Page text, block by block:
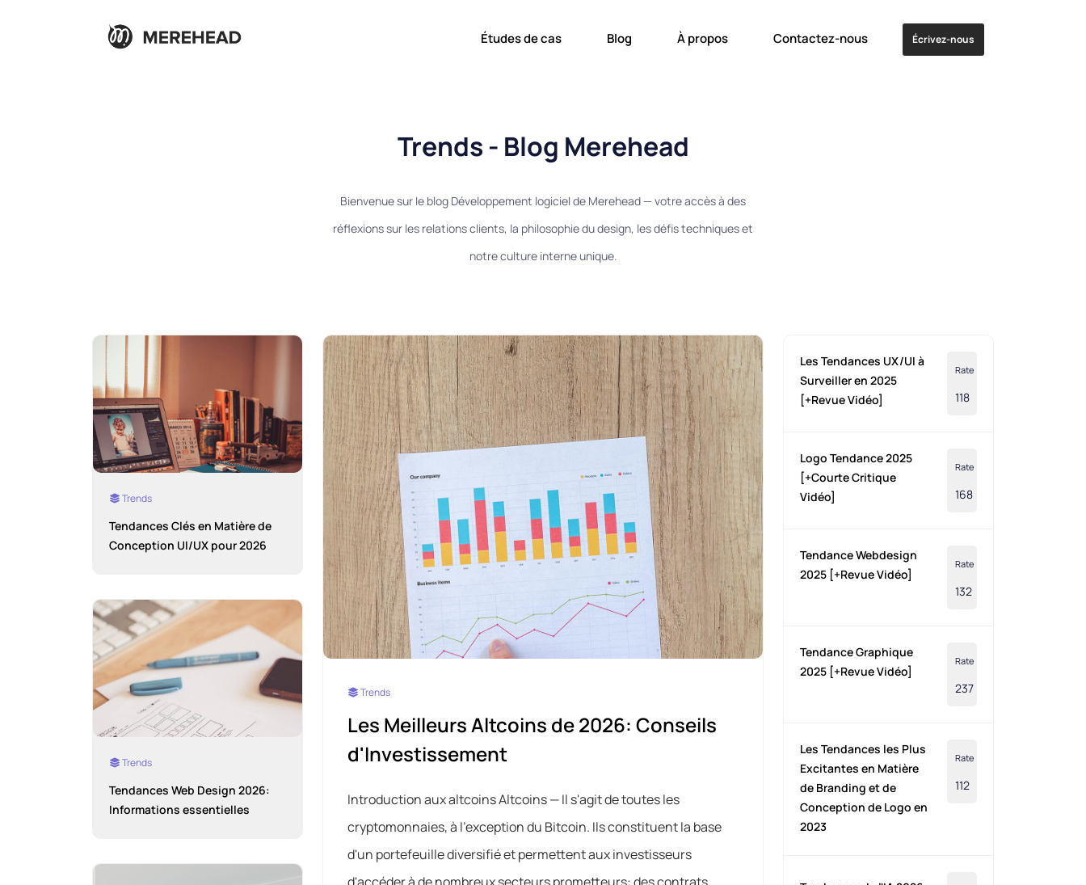
Études de cas Blog À propos Contactez-nous Écrivez-nous
Trends - Blog Merehead
Bienvenue sur le blog Développement logiciel de Merehead — votre accès à des
réflexions sur les relations clients, la philosophie du design, les défis techniques et
notre culture interne unique.
Trends
Tendances Clés en Matière de
Conception UI/UX pour 2026
Trends
Tendances Web Design 2026:
Informations essentielles
Trends
Les Meilleurs Altcoins de 2026: Conseils
d'Investissement
Introduction aux altcoins Altcoins — Il s'agit de toutes les
cryptomonnaies, à l'exception du Bitcoin. Ils constituent la base
d'un portefeuille diversifié et permettent aux investisseurs
Les Tendances UX/UI à
Surveiller en 2025
[+Revue Vidéo]
Rate
118
Logo Tendance 2025
[+Courte Critique
Vidéo]
Rate
168
Tendance Webdesign
2025 [+Revue Vidéo]
Rate
132
Tendance Graphique
2025 [+Revue Vidéo]
Rate
237
Les Tendances les Plus
Excitantes en Matière
de Branding et de
Conception de Logo en
2023
Rate
112